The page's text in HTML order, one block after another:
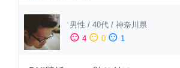
男性 / 40代 / 神奈川県
sentiment_satisfied 4 sentiment_neutral 0 sentiment_dissatisfied 1